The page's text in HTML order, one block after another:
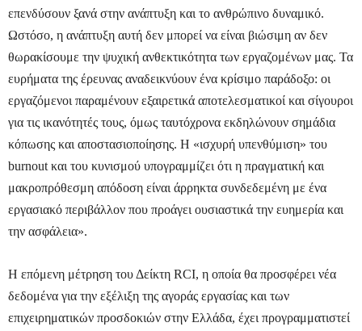
επενδύσουν ξανά στην ανάπτυξη και το ανθρώπινο δυναμικό.
Ωστόσο, η ανάπτυξη αυτή δεν μπορεί να είναι βιώσιμη αν δεν
θωρακίσουμε την ψυχική ανθεκτικότητα των εργαζομένων μας. Τα
ευρήματα της έρευνας αναδεικνύουν ένα κρίσιμο παράδοξο: οι
εργαζόμενοι παραμένουν εξαιρετικά αποτελεσματικοί και σίγουροι
για τις ικανότητές τους, όμως ταυτόχρονα εκδηλώνουν σημάδια
κόπωσης και αποστασιοποίησης. Η «ισχυρή υπενθύμιση» του
burnout και του κυνισμού υπογραμμίζει ότι η πραγματική και
μακροπρόθεσμη απόδοση είναι άρρηκτα συνδεδεμένη με ένα
εργασιακό περιβάλλον που προάγει ουσιαστικά την ευημερία και
την ασφάλεια».
Η επόμενη μέτρηση του Δείκτη RCI, η οποία θα προσφέρει νέα
δεδομένα για την εξέλιξη της αγοράς εργασίας και των
επιχειρηματικών προσδοκιών στην Ελλάδα, έχει προγραμματιστεί